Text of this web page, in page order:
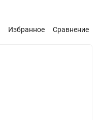
Избранное Сравнение